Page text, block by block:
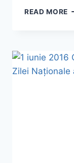
READ MORE